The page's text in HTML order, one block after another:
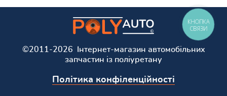
©2011-2026 Інтернет-магазин автомобільних
запчастин із поліуретану
Політика конфіленційності
КНОПКА
СВЯЗИ